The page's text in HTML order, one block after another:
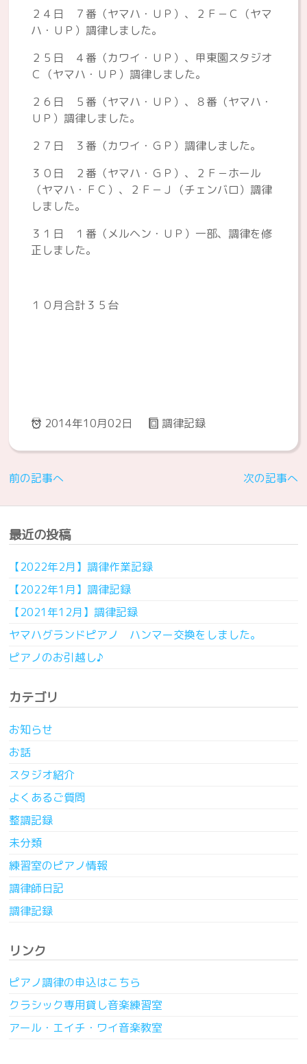
２４日 ７番（ヤマハ・ＵＰ）、２Ｆ－Ｃ（ヤマ
ハ・ＵＰ）調律しました。
２５日 ４番（カワイ・ＵＰ）、甲東園スタジオ
Ｃ（ヤマハ・ＵＰ）調律しました。
２６日 ５番（ヤマハ・ＵＰ）、８番（ヤマハ・
ＵＰ）調律しました。
２７日 ３番（カワイ・ＧＰ）調律しました。
３０日 ２番（ヤマハ・ＧＰ）、２Ｆ－ホール
（ヤマハ・ＦＣ）、２Ｆ－Ｊ（チェンバロ）調律
しました。
３１日 １番（メルヘン・ＵＰ）一部、調律を修
正しました。
１０月合計３５台
2014年10月02日 調律記録
前の記事へ 次の記事へ
最近の投稿
【2022年2月】調律作業記録
【2022年1月】調律記録
【2021年12月】調律記録
ヤマハグランドピアノ ハンマー交換をしました。
ピアノのお引越し♪
カテゴリ
お知らせ
お話
スタジオ紹介
よくあるご質問
整調記録
未分類
練習室のピアノ情報
調律師日記
調律記録
リンク
ピアノ調律の申込はこちら
クラシック専用貸し音楽練習室
アール・エイチ・ワイ音楽教室